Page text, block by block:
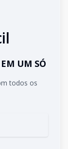
UM SÓ
todos os